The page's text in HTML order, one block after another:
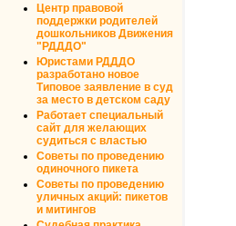
Центр правовой
поддержки родителей
дошкольников Движения
"РДДДО"
Юристами РДДДО
разработано новое
Типовое заявление в суд
за место в детском саду
Работает специальный
сайт для желающих
судиться с властью
Советы по проведению
одиночного пикета
Советы по проведению
уличных акций: пикетов
и митингов